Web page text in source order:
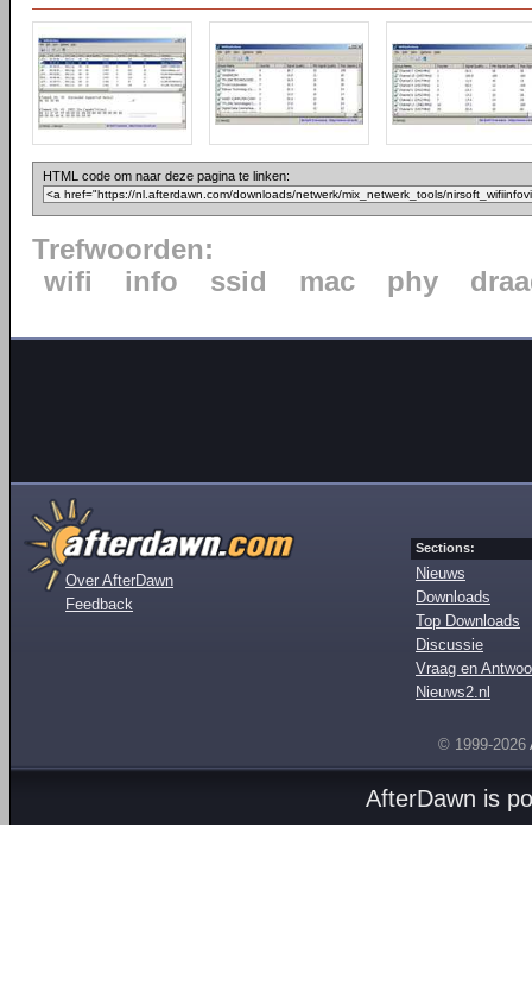
HTML code om naar deze pagina te linken:
Trefwoorden:
wifi
info ssid mac phy
Over AfterDawn
Feedback
Sections:
Nieuws
Downloads
Top Downloads
Discussie
Vraag en
Nieuws2.nl
© 1999-2026
AfterDawn is